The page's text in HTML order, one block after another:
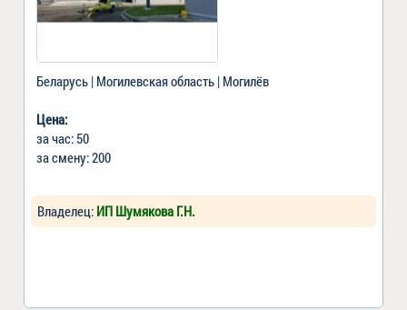
Беларусь | Могилевская область | Могилёв
Цена:
за час: 50
за смену: 200
Владелец: ИП Шумякова Г.Н.